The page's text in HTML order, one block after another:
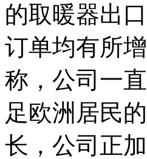
的取暖器出
订单均有所
称，公司一
足欧洲居民
长，公司正